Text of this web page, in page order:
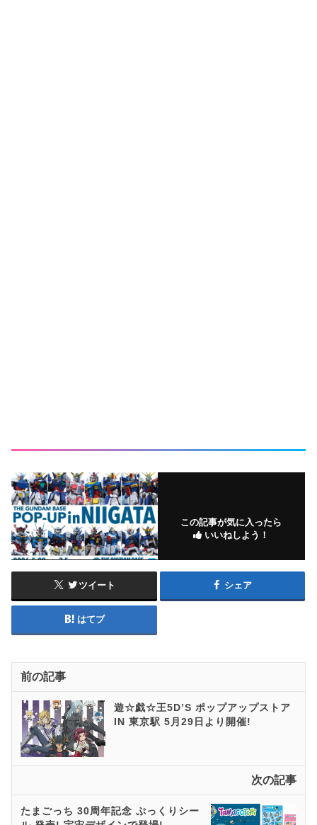
この記事が気に入ったら
いいねしよう！
ツイート シェア
はてブ
前の記事
遊☆戯☆王5D’S ポップアップストア
IN 東京駅 5月29日より開催!
次の記事
たまごっち 30周年記念 ぷっくりシー